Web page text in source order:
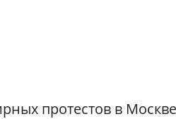
протестов в